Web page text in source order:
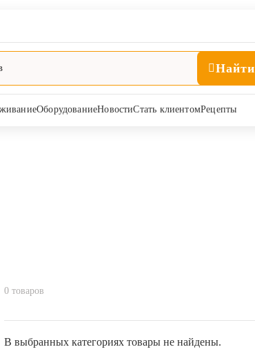
Найти
ОборудованиеНовостиСтать клиентомРецепты
0 товаров
В выбранных категориях товары не найдены.